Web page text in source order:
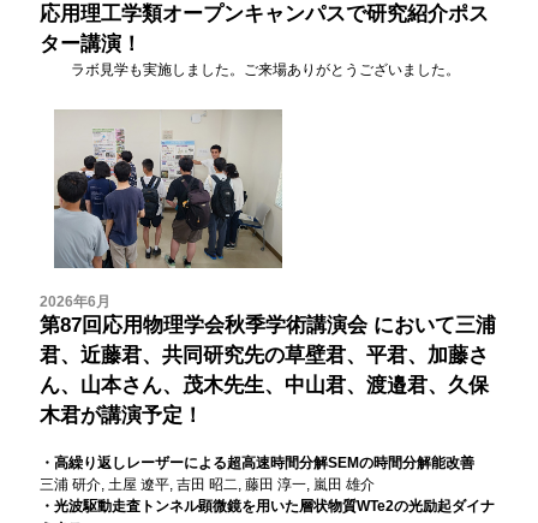
応用理工学類オープンキャンパスで研究紹介ポス
ター講演！
ラボ見学も実施しました。ご来場ありがとうございました。
2026年6月
第87回応用物理学会秋季学術講演会 において三浦
君、近藤君、共同研究先の草壁君、平君、加藤さ
ん、山本さん、茂木先生、中山君、渡邉君、久保
木君が講演予定！
・高繰り返しレーザーによる超高速時間分解SEMの時間分解能改善
三浦 研介, 土屋 遼平, 吉田 昭二, 藤田 淳一, 嵐田 雄介
・光波駆動走査トンネル顕微鏡を用いた層状物質WTe2の光励起ダイナ